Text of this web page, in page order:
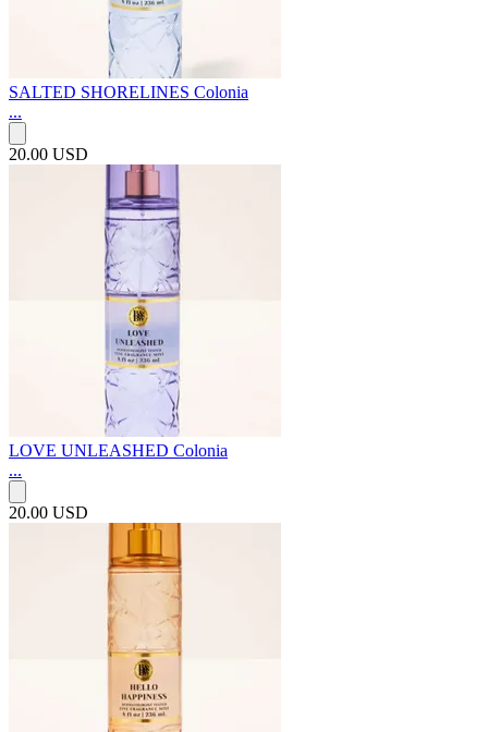
SALTED SHORELINES Colonia
...
20.00 USD
LOVE UNLEASHED Colonia
...
20.00 USD